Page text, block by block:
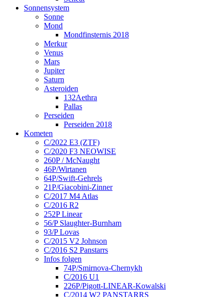
Sonnensystem
Sonne
Mond
Mondfinsternis 2018
Merkur
Venus
Mars
Jupiter
Saturn
Asteroiden
132Aethra
Pallas
Perseiden
Perseiden 2018
Kometen
C/2022 E3 (ZTF)
C/2020 F3 NEOWISE
260P / McNaught
46P/Wirtanen
64P/Swift-Gehrels
21P/Giacobini-Zinner
C/2017 M4 Atlas
C/2016 R2
252P Linear
56/P Slaughter-Burnham
93/P Lovas
C/2015 V2 Johnson
C/2016 S2 Panstarrs
Infos folgen
74P/Smirnova-Chernykh
C/2016 U1
226P/Pigott-LINEAR-Kowalski
C/2014 W2 PANSTARRS